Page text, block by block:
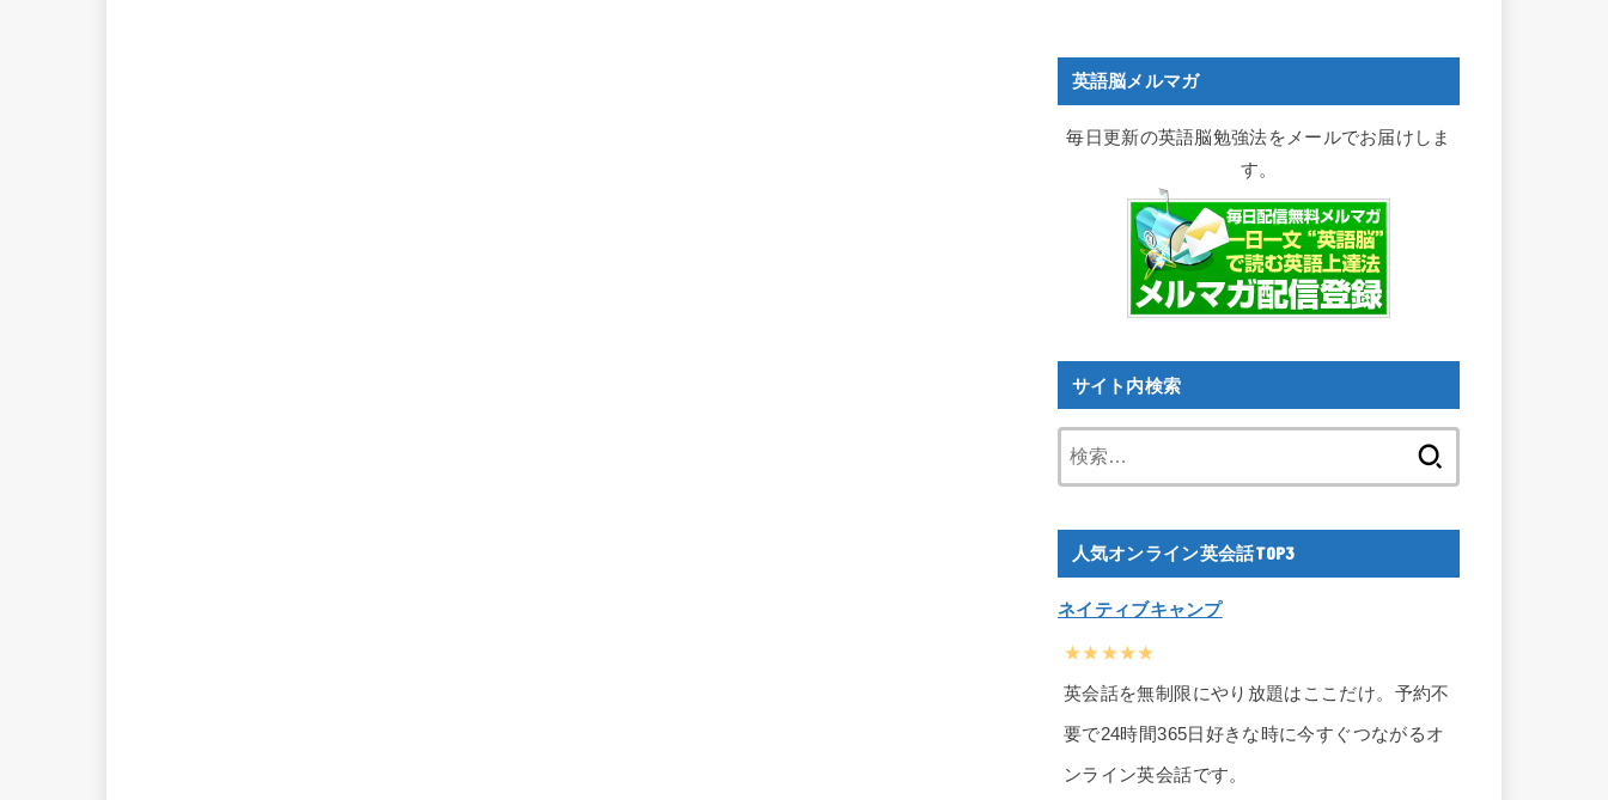
英語脳メルマガ
毎日更新の英語脳勉強法をメールでお届けしま
す。
サイト内検索
人気オンライン英会話TOP3
ネイティブキャンプ
★★★★★
英会話を無制限にやり放題はここだけ。予約不
要で24時間365日好きな時に今すぐつながるオ
ンライン英会話です。